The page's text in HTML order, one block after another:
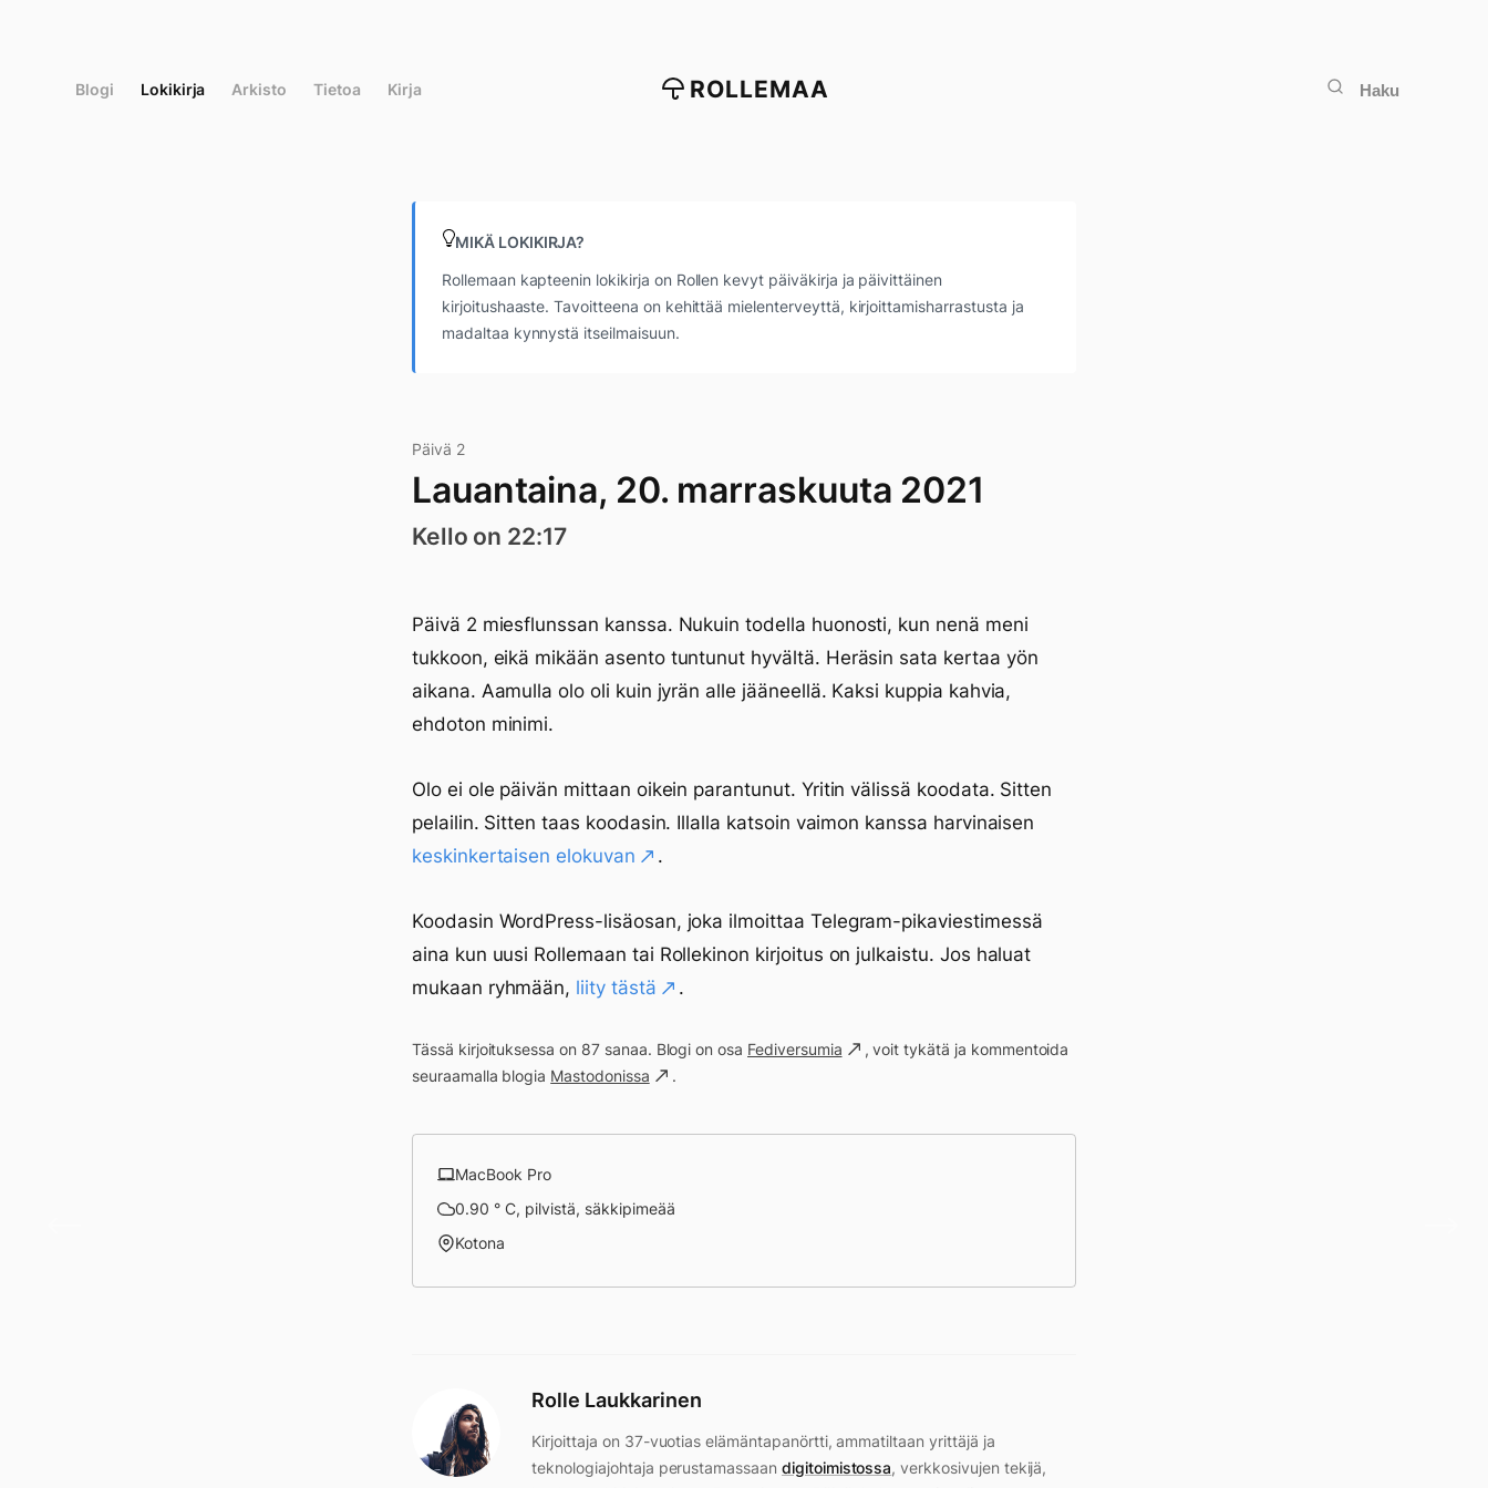
Blogi Lokikirja Arkisto Tietoa Kirja ROLLEMAA Haku
MIKÄ LOKIKIRJA?
Rollemaan kapteenin lokikirja on Rollen kevyt päiväkirja ja päivittäinen
kirjoitushaaste. Tavoitteena on kehittää mielenterveyttä, kirjoittamisharrastusta ja
madaltaa kynnystä itseilmaisuun.
Päivä 2
Lauantaina, 20. marraskuuta 2021
Kello on 22:17
Päivä 2 miesflunssan kanssa. Nukuin todella huonosti, kun nenä meni
tukkoon, eikä mikään asento tuntunut hyvältä. Heräsin sata kertaa yön
aikana. Aamulla olo oli kuin jyrän alle jääneellä. Kaksi kuppia kahvia,
ehdoton minimi.
Olo ei ole päivän mittaan oikein parantunut. Yritin välissä koodata. Sitten
pelailin. Sitten taas koodasin. Illalla katsoin vaimon kanssa harvinaisen
keskinkertaisen elokuvan
.
Koodasin WordPress-lisäosan, joka ilmoittaa Telegram-pikaviestimessä
aina kun uusi Rollemaan tai Rollekinon kirjoitus on julkaistu. Jos haluat
mukaan ryhmään, liity tästä .
Tässä kirjoituksessa on 87 sanaa. Blogi on osa Fediversumia
, voit tykätä ja kommentoida
seuraamalla blogia Mastodonissa .
MacBook Pro
0.90 ° C, pilvistä, säkkipimeää
Kotona
Rolle Laukkarinen
Kirjoittaja on 37-vuotias elämäntapanörtti, ammatiltaan yrittäjä ja
teknologiajohtaja perustamassaan digitoimistossa, verkkosivujen tekijä,
Päivä 3: Overwatch